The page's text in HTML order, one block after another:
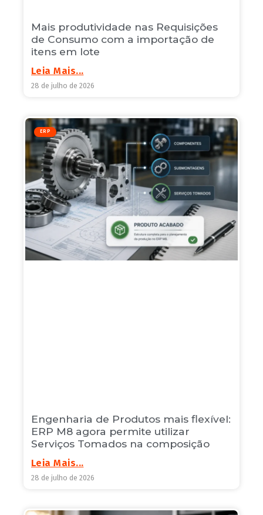
Mais produtividade nas Requisições
de Consumo com a importação de
itens em lote
Leia Mais...
28 de julho de 2026
ERP
Engenharia de Produtos mais flexível:
ERP M8 agora permite utilizar
Serviços Tomados na composição
Leia Mais...
28 de julho de 2026